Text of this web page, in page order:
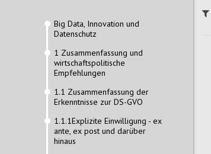
Big Data, Innovation und
Datenschutz
1 Zusammenfassung und
wirtschaftspolitische
Empfehlungen
1.1 Zusammenfassung der
Erkenntnisse zur DS-GVO
1.1.1Explizite Einwilligung - ex
ante, ex post und darüber
hinaus